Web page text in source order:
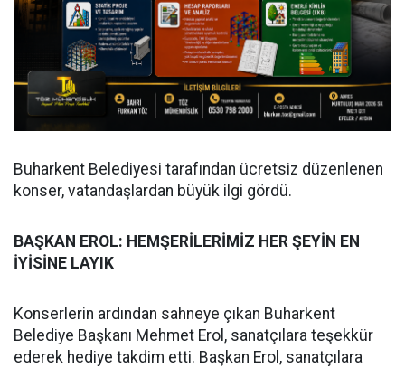
Buharkent Belediyesi tarafından ücretsiz düzenlenen
konser, vatandaşlardan büyük ilgi gördü.
BAŞKAN EROL: HEMŞERİLERİMİZ HER ŞEYİN EN
İYİSİNE LAYIK
Konserlerin ardından sahneye çıkan Buharkent
Belediye Başkanı Mehmet Erol, sanatçılara teşekkür
ederek hediye takdim etti. Başkan Erol, sanatçılara